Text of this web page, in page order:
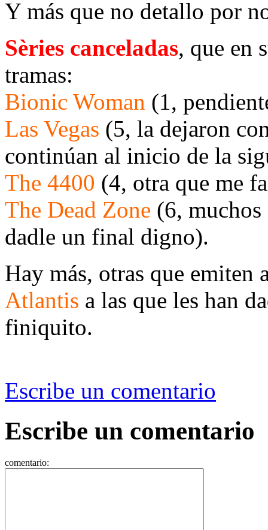
Y más que no detallo por
Sèries canceladas, que en
tramas:
Bionic Woman (1,
Las Vegas (5, la dejaron
continúan al inicio de la
The 4400 (4, otra que me
The Dead Zone (6,
dadle un final digno).
Hay más, otras que emiten
Atlantis a las que les han
finiquito.
Escribe un comentario
Escribe un comentario
comentario: